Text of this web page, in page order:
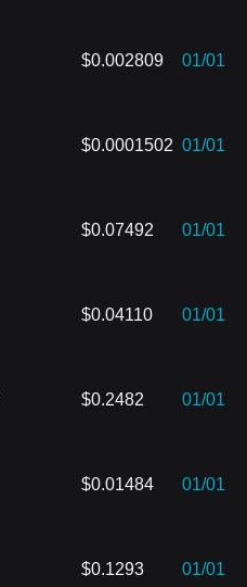
$0.002809 01/01
$0.0001502 01/01
$0.07492 01/01
$0.04110 01/01
$0.2482 01/01
$0.01484 01/01
$0.1293 01/01